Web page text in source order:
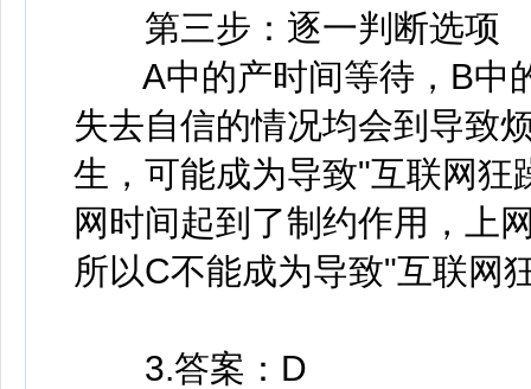
第三步：逐一判断选项
A中的产时间等待，B中
失去自信的情况均会到导致
生，可能成为导致"互联网狂
网时间起到了制约作用，上
所以C不能成为导致"互联
3.答案：D